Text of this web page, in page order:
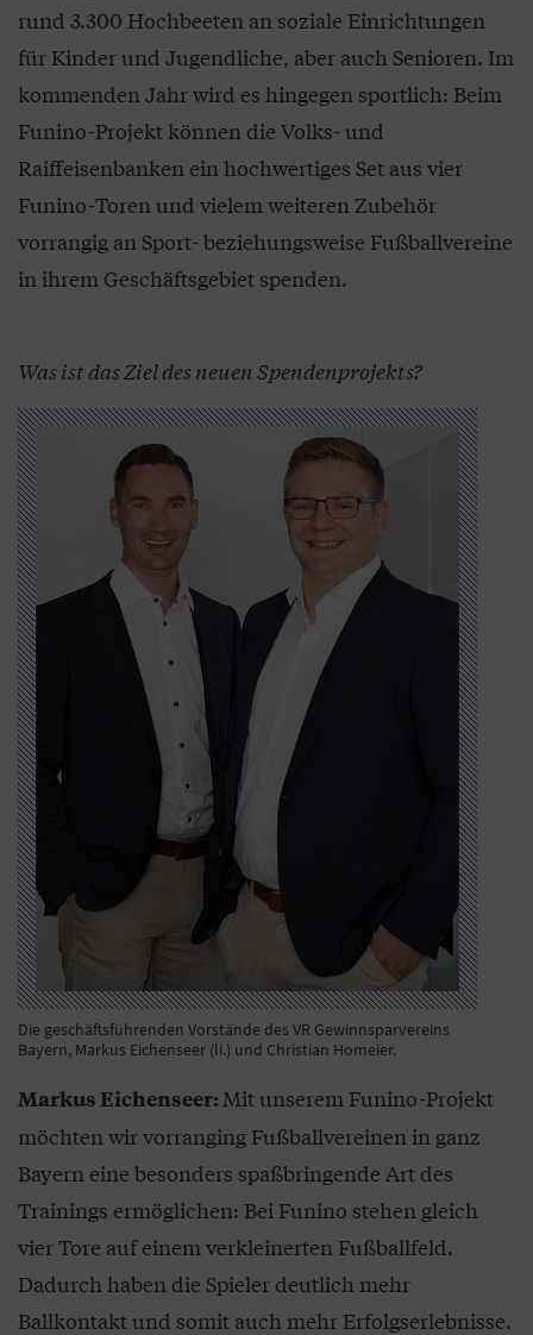
rund 3.300 Hochbeeten an soziale Einrichtungen
für Kinder und Jugendliche, aber auch Senioren. Im
kommenden Jahr wird es hingegen sportlich: Beim
Funino-Projekt können die Volks- und
Raiffeisenbanken ein hochwertiges Set aus vier
Funino-Toren und vielem weiteren Zubehör
vorrangig an Sport- beziehungsweise Fußballvereine
in ihrem Geschäftsgebiet spenden.
Was ist das Ziel des neuen Spendenprojekts?
Die geschäftsführenden Vorstände des VR Gewinnsparvereins
Bayern, Markus Eichenseer (li.) und Christian Homeier.
Markus Eichenseer:Mit unserem Funino-Projekt
möchten wir vorranging Fußballvereinen in ganz
Bayern eine besonders spaßbringende Art des
Trainings ermöglichen: Bei Funino stehen gleich
vier Tore auf einem verkleinerten Fußballfeld.
Dadurch haben die Spieler deutlich mehr
Ballkontakt und somit auch mehr Erfolgserlebnisse.